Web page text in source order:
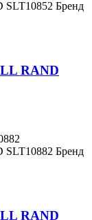
SLT10852 Бренд
RAND
SLT10882 Бренд
RAND